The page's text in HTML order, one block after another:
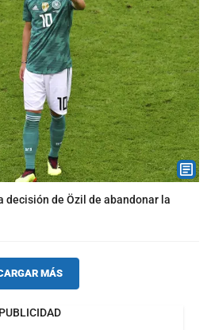
decisión de Özil de abandonar la
MÁS
PUBLICIDAD